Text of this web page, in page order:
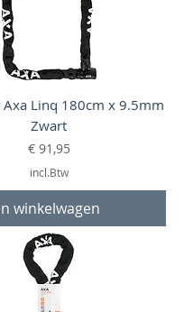
Axa Linq 180cm x 9.5mm
Zwart
Prijs
€ 91,95
incl.Btw
winkelwagen